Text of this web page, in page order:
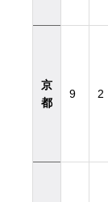
京
都
9 2